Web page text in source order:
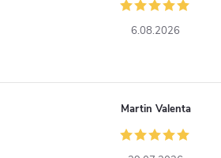
6.08.2026
Martin Valenta